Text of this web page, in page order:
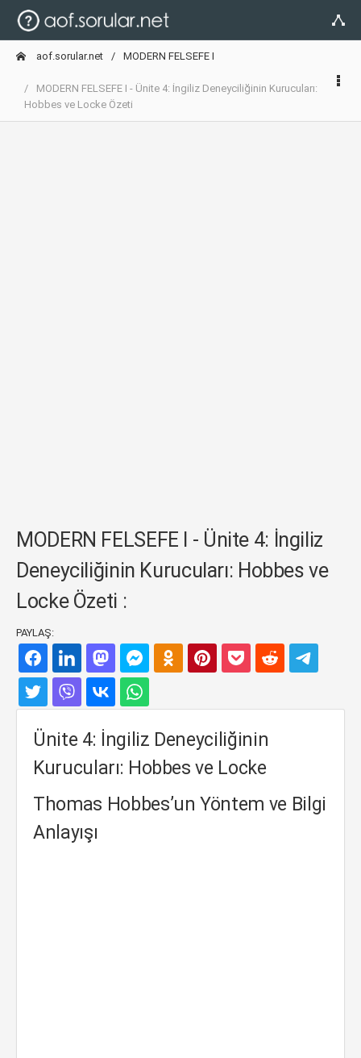
aof.sorular.net MODERN FELSEFE I
MODERN FELSEFE I - Ünite 4: İngiliz Deneyciliğinin Kurucuları:
Hobbes ve Locke Özeti
MODERN FELSEFE I - Ünite 4: İngiliz
Deneyciliğinin Kurucuları: Hobbes ve
Locke Özeti :
PAYLAŞ:
Ünite 4: İngiliz Deneyciliğinin
Kurucuları: Hobbes ve Locke
Thomas Hobbes’un Yöntem ve Bilgi
Anlayışı